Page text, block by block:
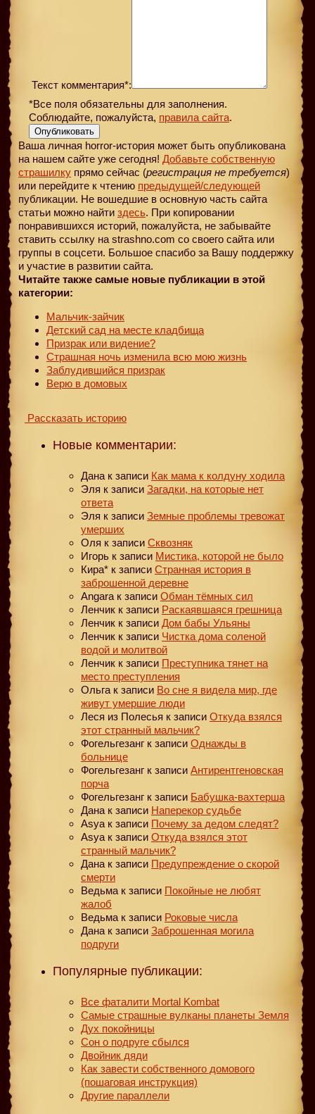
Текст комментария*:
*Все поля обязательны для заполнения.
Соблюдайте, пожалуйста, правила сайта.
Опубликовать
Ваша личная horror-история может быть опубликована
на нашем сайте уже сегодня! Добавьте собственную
страшилку прямо сейчас (регистрация не требуется)
или перейдите к чтению предыдущей/следующей
публикации. Не вошедшие в основную часть сайта
статьи можно найти здесь. При копировании
понравившихся историй, пожалуйста, не забывайте
ставить ссылку на strashno.com со своего сайта или
группы в соцсети. Большое спасибо за Вашу поддержку
и участие в развитии сайта.
Читайте также самые новые публикации в этой
категории:
Мальчик-зайчик
Детский сад на месте кладбища
Призрак или видение?
Страшная ночь изменила всю мою жизнь
Заблудившийся призрак
Верю в домовых
Рассказать историю
Новые комментарии:
Дана к записи Как мама к колдуну ходила
Эля к записи Загадки, на которые нет
ответа
Эля к записи Земные проблемы тревожат
умерших
Оля к записи Сквозняк
Игорь к записи Мистика, которой не было
Кира* к записи Странная история в
заброшенной деревне
Angara к записи Обман тёмных сил
Ленчик к записи Раскаявшаяся грешница
Ленчик к записи Дом бабы Ульяны
Ленчик к записи Чистка дома соленой
водой и молитвой
Ленчик к записи Преступника тянет на
место преступления
Ольга к записи Во сне я видела мир, где
живут умершие люди
Леся из Полесья к записи Откуда взялся
этот странный мальчик?
Фогельгезанг к записи Однажды в
больнице
Фогельгезанг к записи Антирентгеновская
порча
Фогельгезанг к записи Бабушка-вахтерша
Дана к записи Наперекор судьбе
Asya к записи Почему за дедом следят?
Asya к записи Откуда взялся этот
странный мальчик?
Дана к записи Предупреждение о скорой
смерти
Ведьма к записи Покойные не любят
жалоб
Ведьма к записи Роковые числа
Дана к записи Заброшенная могила
подруги
Популярные публикации:
Все фаталити Mortal Kombat
Самые страшные вулканы планеты Земля
Дух покойницы
Сон о подруге сбылся
Двойник дяди
Как завести собственного домового
(пошаговая инструкция)
Другие параллели